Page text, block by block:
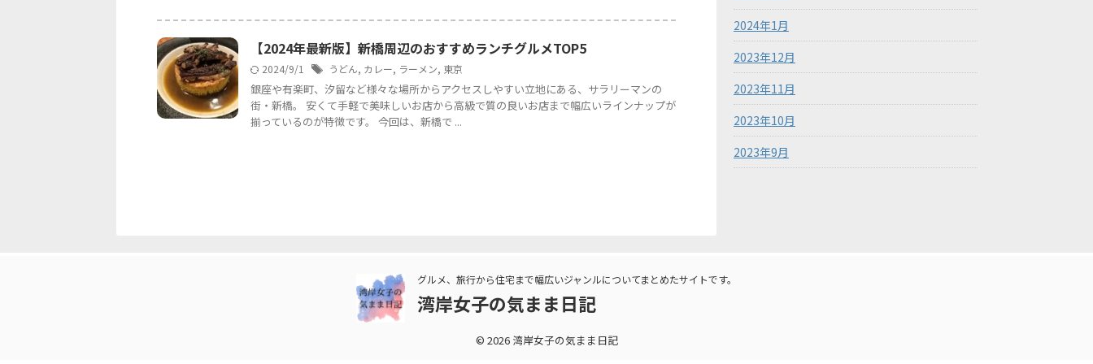
【2024年最新版】新橋周辺のおすすめランチグルメTOP5
2024/9/1 うどん, カレー, ラーメン, 東京
銀座や有楽町、汐留など様々な場所からアクセスしやすい立地にある、サラリーマンの
街・新橋。 安くて手軽で美味しいお店から高級で質の良いお店まで幅広いラインナップが
揃っているのが特徴です。 今回は、新橋で ...
2024年1月
2023年12月
2023年11月
2023年10月
2023年9月
グルメ、旅行から住宅まで幅広いジャンルについてまとめたサイトです。
湾岸女子の気まま日記
© 2026 湾岸女子の気まま日記